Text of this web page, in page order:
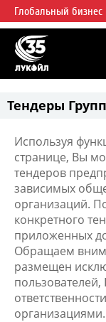
ЛУКОЙЛ
ЛУКОЙЛ — одна из
нефтегазовых
мировой добычи нефти
Глобальный бизнес
Тендеры
Используя
странице, Вы
тендеров
зависимых
организаций.
конкретного
приложенных
Обращаем
размещен
организациями.